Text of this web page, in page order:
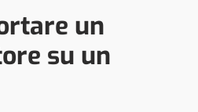
un
su un